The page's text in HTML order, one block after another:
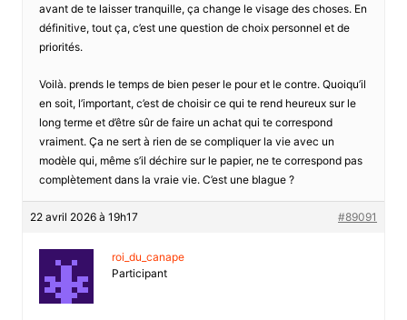
avant de te laisser tranquille, ça change le visage des choses. En
définitive, tout ça, c’est une question de choix personnel et de
priorités.
Voilà. prends le temps de bien peser le pour et le contre. Quoiqu’il
en soit, l’important, c’est de choisir ce qui te rend heureux sur le
long terme et d’être sûr de faire un achat qui te correspond
vraiment. Ça ne sert à rien de se compliquer la vie avec un
modèle qui, même s’il déchire sur le papier, ne te correspond pas
complètement dans la vraie vie. C’est une blague ?
22 avril 2026 à 19h17 #89091
roi_du_canape
Participant